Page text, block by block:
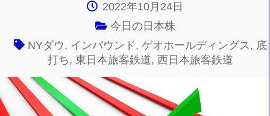
2022年10月24日
今日の日本株
NYダウ, インバウンド, ゲオホールディングス, 底
打ち, 東日本旅客鉄道, 西日本旅客鉄道